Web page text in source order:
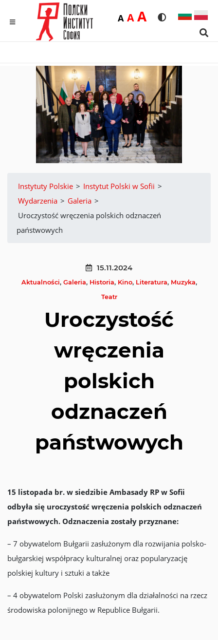
Rozmiar
ADomyślna
AŚrednia
ADużaWersja
Instytuty Polskie > Instytut Polski w Sofii >
Wydarzenia > Galeria >
Uroczystość wręczenia polskich odznaczeń
państwowych
15.11.2024
Aktualności, Galeria, Historia, Kino, Literatura, Muzyka,
Teatr
Uroczystość
wręczenia
polskich
odznaczeń
państwowych
15 listopada br. w siedzibie Ambasady RP w Sofii
odbyła się uroczystość wręczenia polskich odznaczeń
państwowych. Odznaczenia zostały przyznane:
– 7 obywatelom Bułgarii zasłużonym dla rozwijania polsko-
bułgarskiej współpracy kulturalnej oraz popularyzację
polskiej kultury i sztuki a także
– 4 obywatelom Polski zasłużonym dla działalności na rzecz
środowiska polonijnego w Republice Bułgarii.